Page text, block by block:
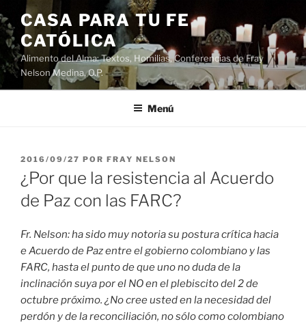
Saltar
al
contenido
CASA PARA TU FE
CATÓLICA
Alimento del Alma: Textos, Homilias, Conferencias de Fray
Nelson Medina, O.P.
Menú
PUBLICADO
EL
2016/09/27 POR FRAY NELSON
¿Por que la resistencia al Acuerdo
de Paz con las FARC?
Fr. Nelson: ha sido muy notoria su postura crítica hacia
e Acuerdo de Paz entre el gobierno colombiano y las
FARC, hasta el punto de que uno no duda de la
inclinación suya por el NO en el plebiscito del 2 de
octubre próximo. ¿No cree usted en la necesidad del
perdón y de la reconciliación, no sólo como colombiano